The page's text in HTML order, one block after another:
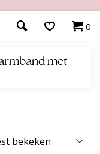
0
met